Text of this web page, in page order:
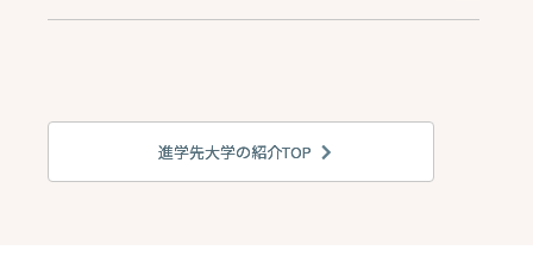
進学先大学の紹介TOP